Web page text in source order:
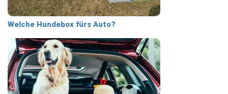
Welche Hundebox fürs Auto?